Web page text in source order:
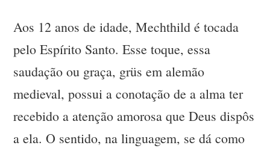
Aos 12 anos de idade, Mechthild é tocada
pelo Espírito Santo. Esse toque, essa
saudação ou graça, grüs em alemão
medieval, possui a conotação de a alma ter
recebido a atenção amorosa que Deus dispôs
a ela. O sentido, na linguagem, se dá como